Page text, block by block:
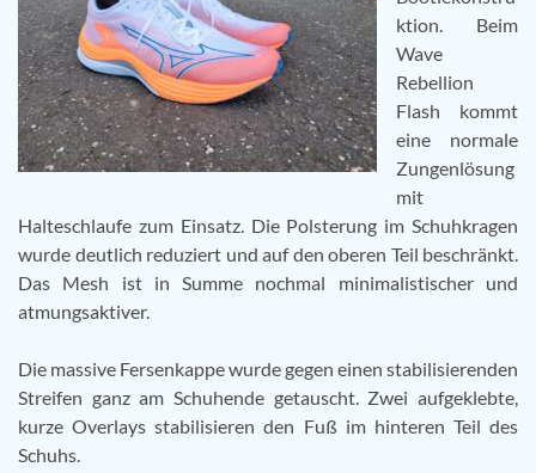
ktion. Beim
Wave
Rebellion
Flash kommt
eine normale
Zungenlösung
mit
Halteschlaufe zum Einsatz. Die Polsterung im Schuhkragen
wurde deutlich reduziert und auf den oberen Teil beschränkt.
Das Mesh ist in Summe nochmal minimalistischer und
atmungsaktiver.
Die massive Fersenkappe wurde gegen einen stabilisierenden
Streifen ganz am Schuhende getauscht. Zwei aufgeklebte,
kurze Overlays stabilisieren den Fuß im hinteren Teil des
Schuhs.